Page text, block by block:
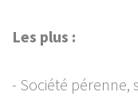
Les plus :
- Société